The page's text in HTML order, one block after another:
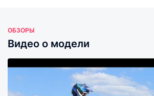
ОБЗОРЫ
Видео о модели